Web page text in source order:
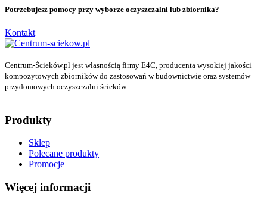
Potrzebujesz pomocy przy wyborze oczyszczalni lub zbiornika?
Kontakt
Centrum-Ścieków.pl jest własnością firmy E4C, producenta wysokiej jakości
kompozytowych zbiorników do zastosowań w budownictwie oraz systemów
przydomowych oczyszczalni ścieków.
Produkty
Sklep
Polecane produkty
Promocje
Więcej informacji